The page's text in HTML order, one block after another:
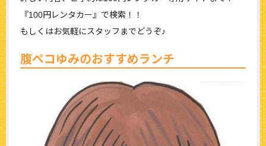
『100円レンタカー』で検索！！
もしくはお気軽にスタッフまでどうぞ♪
腹ペコゆみのおすすめランチ